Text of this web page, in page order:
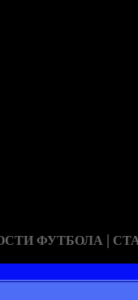
ФУТБОЛА |